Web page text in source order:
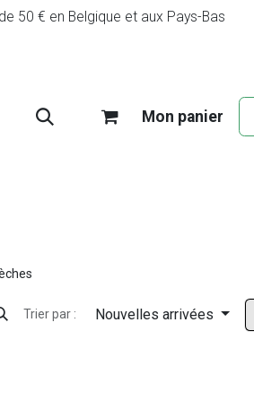
50 € en Belgique et aux Pays-Bas
Mon panier
Trier par : Nouvelles arrivées